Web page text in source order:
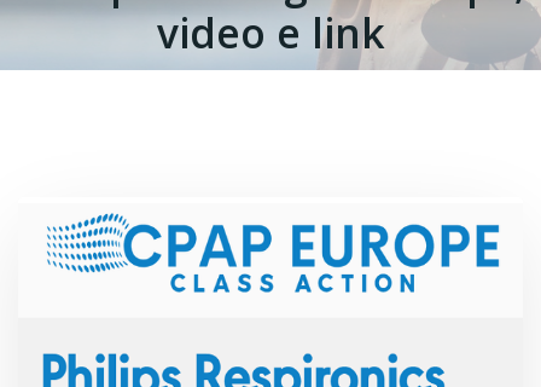
video e link